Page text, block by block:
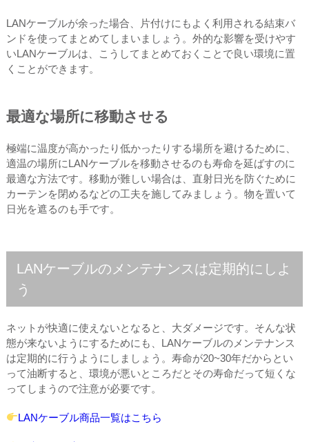
LANケーブルが余った場合、片付けにもよく利用される結束バ
ンドを使ってまとめてしまいましょう。外的な影響を受けやす
いLANケーブルは、こうしてまとめておくことで良い環境に置
くことができます。
最適な場所に移動させる
極端に温度が高かったり低かったりする場所を避けるために、
適温の場所にLANケーブルを移動させるのも寿命を延ばすのに
最適な方法です。移動が難しい場合は、直射日光を防ぐために
カーテンを閉めるなどの工夫を施してみましょう。物を置いて
日光を遮るのも手です。
LANケーブルのメンテナンスは定期的にしよ
う
ネットが快適に使えないとなると、大ダメージです。そんな状
態が来ないようにするためにも、LANケーブルのメンテナンス
は定期的に行うようにしましょう。寿命が20~30年だからとい
って油断すると、環境が悪いところだとその寿命だって短くな
ってしまうので注意が必要です。
LANケーブル商品一覧はこちら